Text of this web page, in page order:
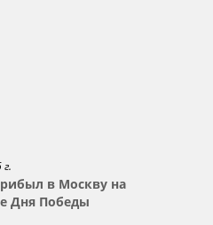
в Москву на
Дня Победы